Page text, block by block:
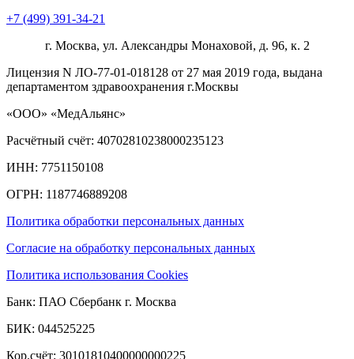
+7 (499) 391-34-21
г. Москва, ул. Александры Монаховой, д. 96, к. 2
Лицензия N ЛО-77-01-018128 от 27 мая 2019 года, выдана
департаментом здравоохранения г.Москвы
«ООО» «МедАльянс»
Расчётный счёт: 40702810238000235123
ИНН: 7751150108
ОГРН: 1187746889208​
Политика обработки персональных данных
Согласие на обработку персональных данных
Политика использования Cookies
Банк: ПАО Сбербанк г. Москва
БИК: 044525225
Кор.счёт: 30101810400000000225